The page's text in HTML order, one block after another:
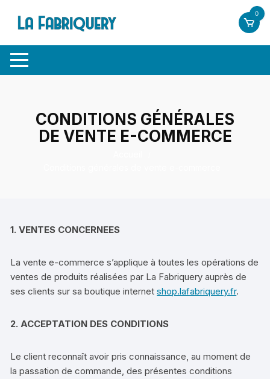
0
CONDITIONS GÉNÉRALES
DE VENTE E-COMMERCE
1. VENTES CONCERNEES
La vente e-commerce s’applique à toutes les opérations de
ventes de produits réalisées par La Fabriquery auprès de
ses clients sur sa boutique internetshop.lafabriquery.fr.
2. ACCEPTATION DES CONDITIONS
Le client reconnaît avoir pris connaissance, au moment de
la passation de commande, des présentes conditions